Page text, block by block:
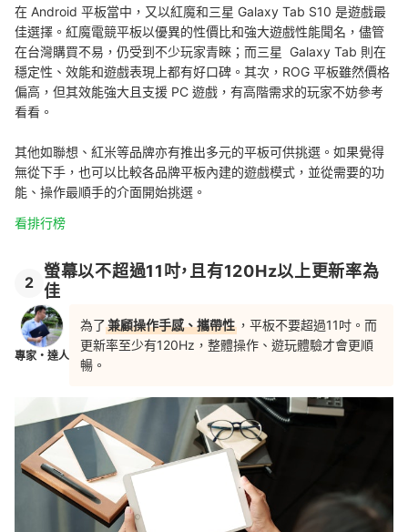
在 Android 平板當中，又以紅魔和三星 Galaxy Tab S10 是遊戲最
佳選擇。 紅魔電競平板以優異的性價比和強大遊戲性能聞名， 儘管
在台灣購買不易，仍受到不少玩家青睞；而三星 Galaxy Tab 則在
穩定性、效能和遊戲表現上都有好口碑。 其次，ROG 平板雖然價格
偏高，但其效能強大且支援 PC 遊戲，有高階需求的玩家不妨參考
看看。
其他如聯想、紅米等品牌亦有推出多元的平板可供挑選。如果覺得
無從下手， 也可以比較各品牌平板內建的遊戲模式，並從需要的功
能、操作最順手的介面開始挑選。
看排行榜
2
螢幕以不超過11吋，且有120Hz以上更新率為
佳
專家・達人
為了兼顧操作手感、攜帶性 ，平板不要超過11吋。而
更新率至少有120Hz，整體操作、遊玩體驗才會更順
暢。